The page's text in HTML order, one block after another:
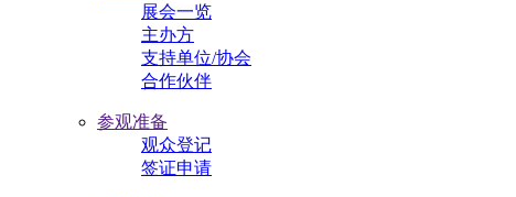
展会一览
主办方
支持单位/协会
合作伙伴
参观准备
观众登记
签证申请